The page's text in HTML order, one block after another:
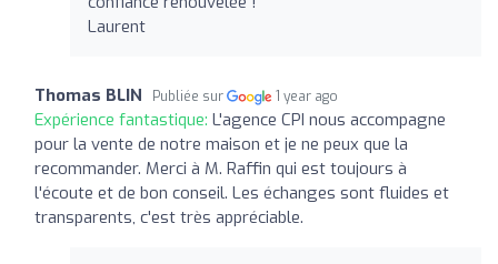
Laurent
Thomas BLIN Publiée sur 1 year ago
Expérience fantastique: L'agence CPI nous accompagne
pour la vente de notre maison et je ne peux que la
recommander. Merci à M. Raffin qui est toujours à
l'écoute et de bon conseil. Les échanges sont fluides et
transparents, c'est très appréciable.